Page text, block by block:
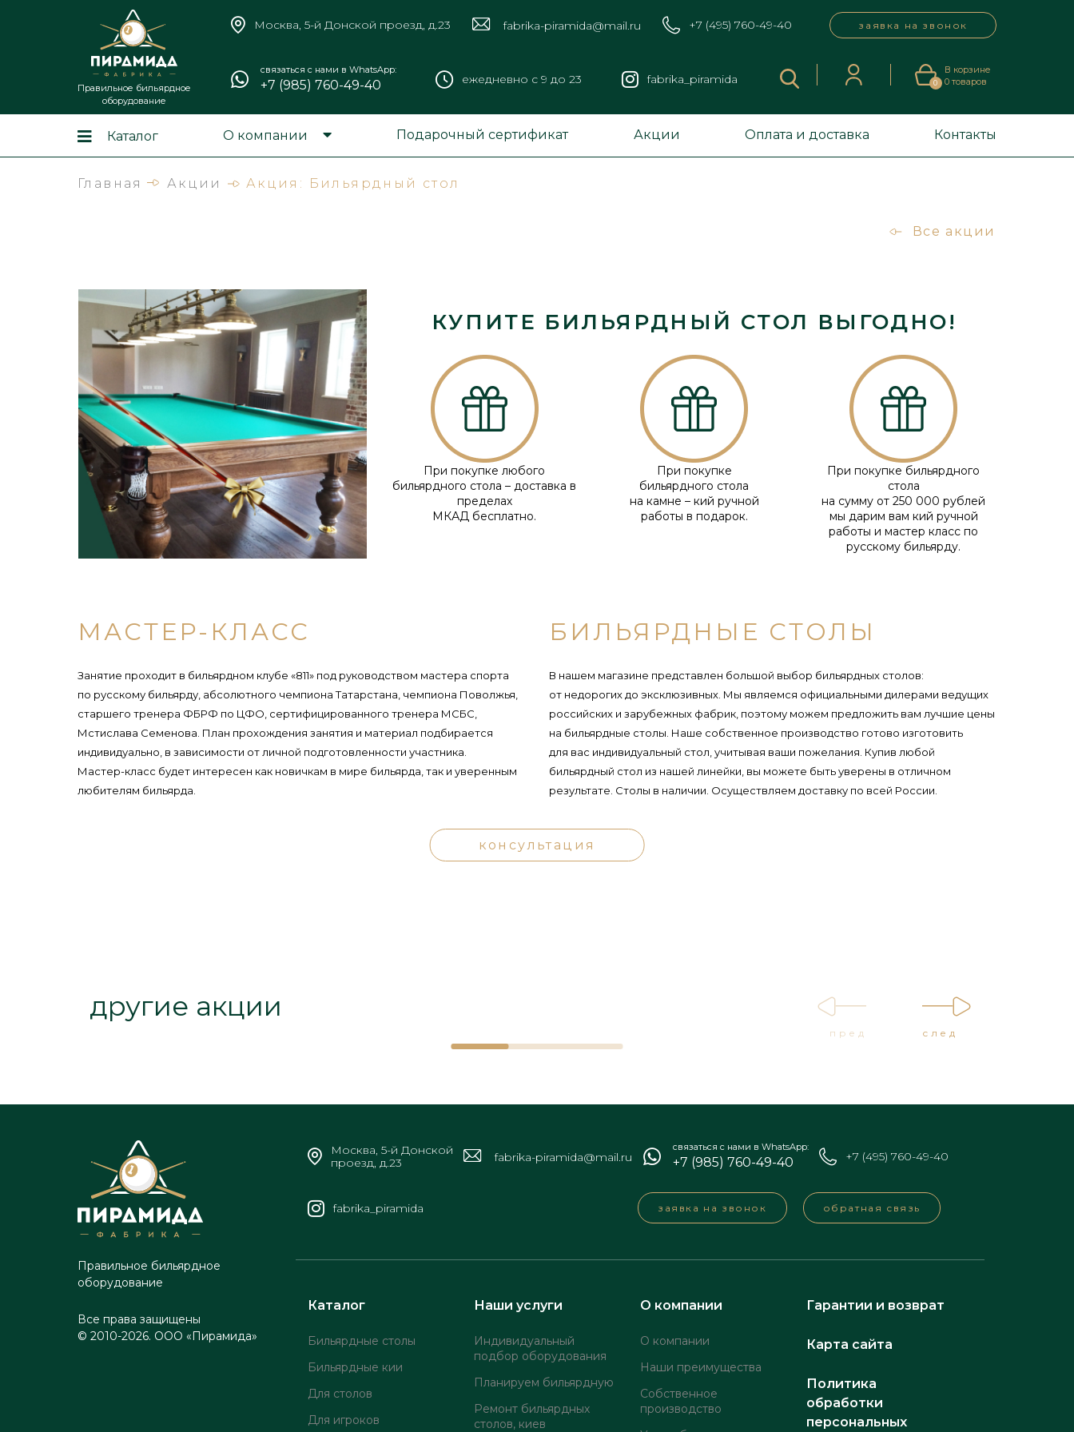
Правильное бильярдное
оборудование
Москва, 5-й Донской проезд, д.23 fabrika-piramida@mail.ru +7 (495) 760-49-40 заявка на звонок
связаться с нами в WhatsApp:
+7 (985) 760-49-40 ежедневно с 9 до 23 fabrika_piramida 0
В корзине
0товаров
Каталог О компании Подарочный сертификат Акции Оплата и доставка Контакты
Главная Акции Акция: Бильярдный стол
Все акции
КУПИТЕ БИЛЬЯРДНЫЙ СТОЛ ВЫГОДНО!
При покупке любого
бильярдного стола – доставка в
пределах
МКАД бесплатно.
При покупке
бильярдного стола
на камне – кий ручной
работы в подарок.
При покупке бильярдного
стола
на сумму от 250 000 рублей
мы дарим вам кий ручной
работы и мастер класс по
русскому бильярду.
МАСТЕР-КЛАСС
Занятие проходит в бильярдном клубе «811» под руководством мастера спорта
по русскому бильярду, абсолютного чемпиона Татарстана, чемпиона Поволжья,
старшего тренера ФБРФ по ЦФО, сертифицированного тренера МСБС,
Мстислава Семенова. План прохождения занятия и материал подбирается
индивидуально, в зависимости от личной подготовленности участника.
Мастер-класс будет интересен как новичкам в мире бильярда, так и уверенным
любителям бильярда.
БИЛЬЯРДНЫЕ СТОЛЫ
В нашем магазине представлен большой выбор бильярдных столов:
от недорогих до эксклюзивных. Мы являемся официальными дилерами ведущих
российских и зарубежных фабрик, поэтому можем предложить вам лучшие цены
на бильярдные столы. Наше собственное производство готово изготовить
для вас индивидуальный стол, учитывая ваши пожелания. Купив любой
бильярдный стол из нашей линейки, вы можете быть уверены в отличном
результате. Столы в наличии. Осуществляем доставку по всей России.
консультация
другие акции
пред след
Правильное бильярдное
оборудование
Все права защищены
© 2010-2026. ООО «Пирамида»
Москва, 5-й Донской
проезд, д.23
fabrika-piramida@mail.ru
связаться с нами в WhatsApp:
+7 (985) 760-49-40 +7 (495) 760-49-40
fabrika_piramida заявка на звонок обратная связь
Каталог
Бильярдные столы
Бильярдные кии
Для столов
Для игроков
Наши услуги
Индивидуальный
подбор оборудования
Планируем бильярдную
Ремонт бильярдных
столов, киев
О компании
О компании
Наши преимущества
Собственное
производство
Гарантии и возврат
Карта сайта
Политика
обработки
персональных